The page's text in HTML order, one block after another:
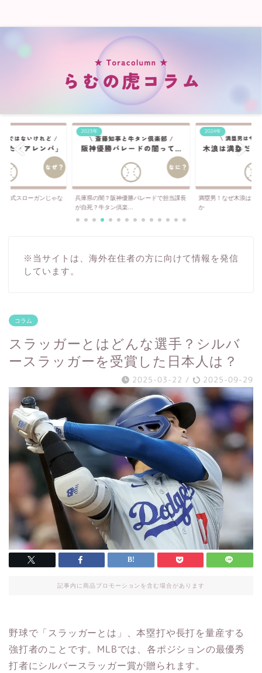
公式スローガンじゃな
2023年
兵庫県の闇？阪神優勝パレードで担当課長
が自死？牛タン倶楽...
2024年
満塁男！なぜ木浪は満
か
※当サイトは、海外在住者の方に向けて情報を発信
しています。
コラム
スラッガーとはどんな選手？シルバ
ースラッガーを受賞した日本人は？
2025-03-22 / 2025-09-29
記事内に商品プロモーションを含む場合があります
野球で「スラッガーとは」、本塁打や長打を量産する
強打者のことです。MLBでは、各ポジションの最優秀
打者にシルバースラッガー賞が贈られます。